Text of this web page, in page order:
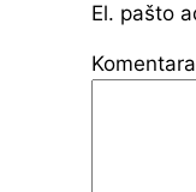
El. pašto